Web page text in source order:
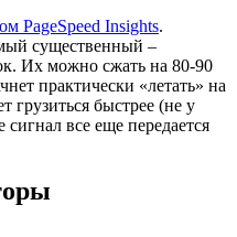
PageSpeed Insights.
существенный –
Их можно сжать на 80-90
практически «летать» на
грузиться быстрее (не у
сигнал все еще передается